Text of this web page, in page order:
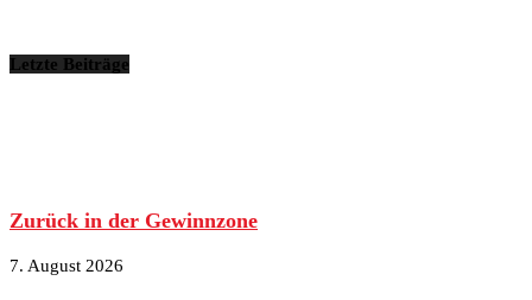
Letzte Beiträge
Zurück in der Gewinnzone
7. August 2026